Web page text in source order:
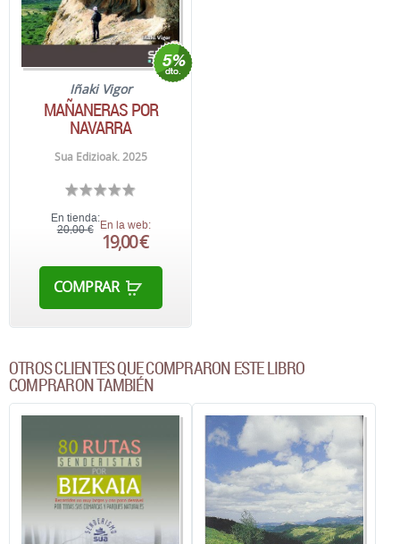
Iñaki Vigor
MAÑANERAS POR
NAVARRA
Sua Edizioak. 2025
En tienda:
20,00 € En la web:
19,00 €
COMPRAR
OTROS CLIENTES QUE COMPRARON ESTE LIBRO
COMPRARON TAMBIÉN